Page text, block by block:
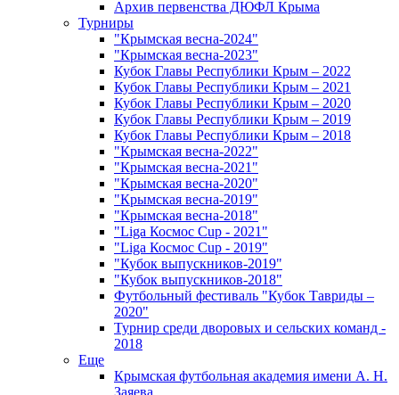
Архив первенства ДЮФЛ Крыма
Турниры
"Крымская весна-2024"
"Крымская весна-2023"
Кубок Главы Республики Крым – 2022
Кубок Главы Республики Крым – 2021
Кубок Главы Республики Крым – 2020
Кубок Главы Республики Крым – 2019
Кубок Главы Республики Крым – 2018
"Крымская весна-2022"
"Крымская весна-2021"
"Крымская весна-2020"
"Крымская весна-2019"
"Крымская весна-2018"
"Liga Космос Cup - 2021"
"Liga Космос Cup - 2019"
"Кубок выпускников-2019"
"Кубок выпускников-2018"
Футбольный фестиваль "Кубок Тавриды –
2020"
Турнир среди дворовых и сельских команд -
2018
Еще
Крымская футбольная академия имени А. Н.
Заяева